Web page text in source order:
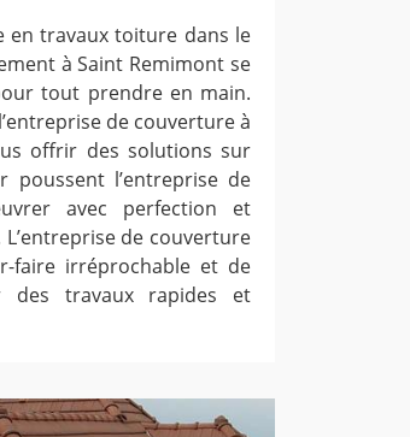
en travaux toiture dans le
à Saint Remimont se
tout prendre en main.
de couverture à
offrir des solutions sur
poussent l’entreprise de
avec perfection et
de couverture
faire irréprochable et de
des travaux rapides et